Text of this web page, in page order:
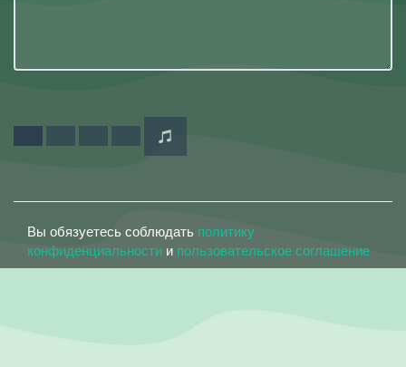
Вы обязуетесь соблюдать политику
конфиденциальности и пользовательское соглашение